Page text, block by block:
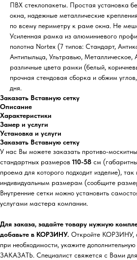
ПВХ стеклопакеты. Простая установка
окна, надежные металлические
по всему периметру к раме окна. Не
Усиленная рамка из алюминиевого
полотна Nortex (7 типов: Стандарт,
Антипыльца, Ультравью, Металлическое,
различные цвета рамки (белый,
прочная стендовая сборка и обжим
дня.
Заказать Вставную сетку
Описание
Характеристики
Замер и услуги
Установка и услуги
Заказать Вставную сетку
У нас Вы можете заказать противо-
стандартных размеров 110-58 см
проема для которого подходит изделие),
индивидуальным размерам (сообщите
Внутренние сетки можно установить
услугами мастера компании.
Для заказа, задайте товару нужную
добавьте в КОРЗИНУ. Откройте КОРЗИНУ,
при необходимости, укажите
ЗАКАЗАТЬ. Специалист свяжется с Вами